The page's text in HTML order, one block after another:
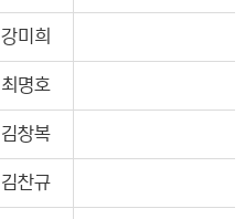
강미희
최명호
김창복
김찬규